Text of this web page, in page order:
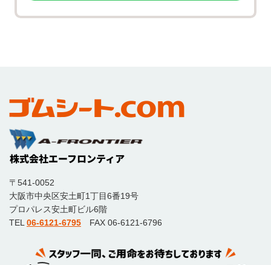
〒541-0052
大阪市中央区安土町1丁目6番19号
プロパレス安土町ビル6階
TEL06-6121-6795 FAX 06-6121-6796